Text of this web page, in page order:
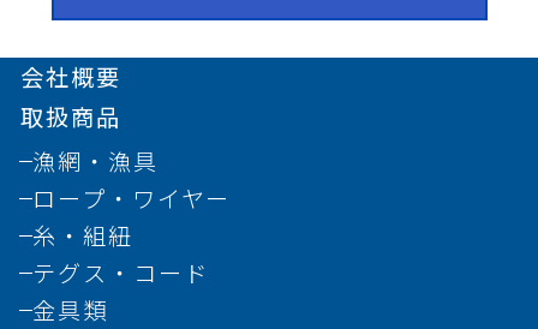
会社概要
取扱商品
漁網・漁具
ロープ・ワイヤー
糸・組紐
テグス・コード
金具類